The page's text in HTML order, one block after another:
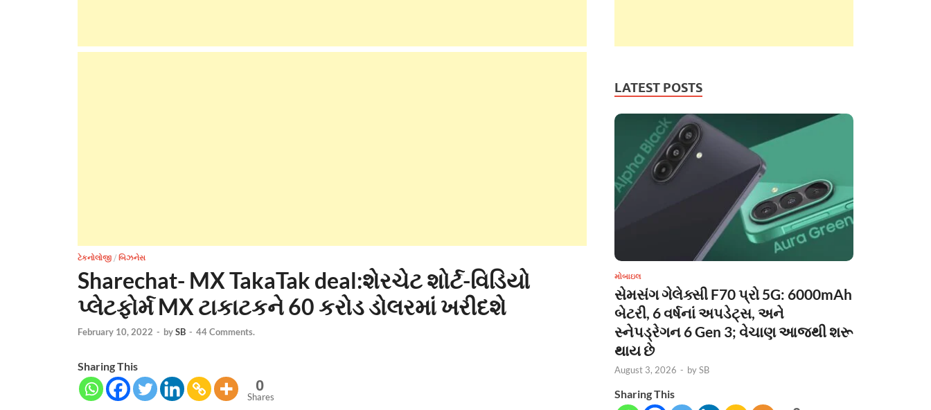
ટેકનોલોજી / બિઝનેસ
Sharechat- MX TakaTak deal:શેરચેટ શોર્ટ-વિડિયો
પ્લેટફોર્મ MX ટાકાટકને 60 કરોડ ડોલરમાં ખરીદશે
February 10, 2022 - bySB - 44 Comments.
Sharing This
0
Shares
LATEST POSTS
મોબાઇલ
સેમસંગ ગેલેક્સી F70 પ્રો 5G: 6000mAh
બેટરી, 6 વર્ષનાં અપડેટ્સ, અને
સ્નેપડ્રેગન 6 Gen 3; વેચાણ આજથી શરૂ
થાય છે
August 3, 2026 - bySB
Sharing This